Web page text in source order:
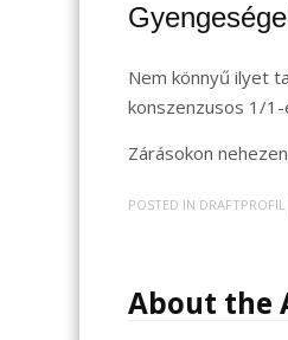
Nem könnyű ilyet
konszenzusos 1/1-
Zárásokon
POSTED IN DRAFTPROFIL
About the